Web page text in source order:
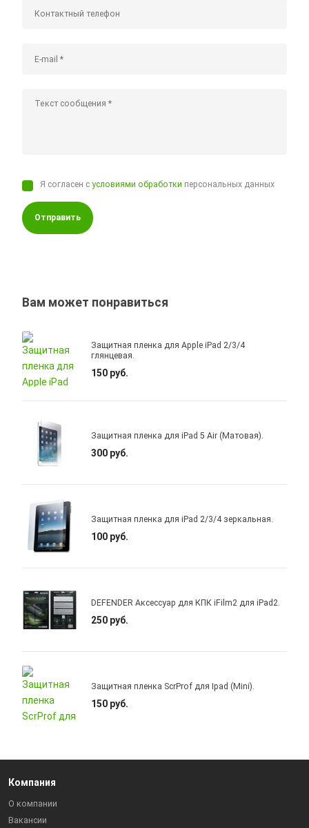
Я согласен сусловиями обработки персональных данных
Отправить
Вам может понравиться
Защитная пленка для Apple iPad 2/3/4
глянцевая.
150 руб.
Защитная пленка для iPad 5 Air (Матовая).
300 руб.
Защитная пленка для iPad 2/3/4 зеркальная.
100 руб.
DEFENDER Аксессуар для КПК iFilm2 для iPad2.
250 руб.
Защитная пленка ScrProf для Ipad (Mini).
150 руб.
Компания
О компании
Вакансии